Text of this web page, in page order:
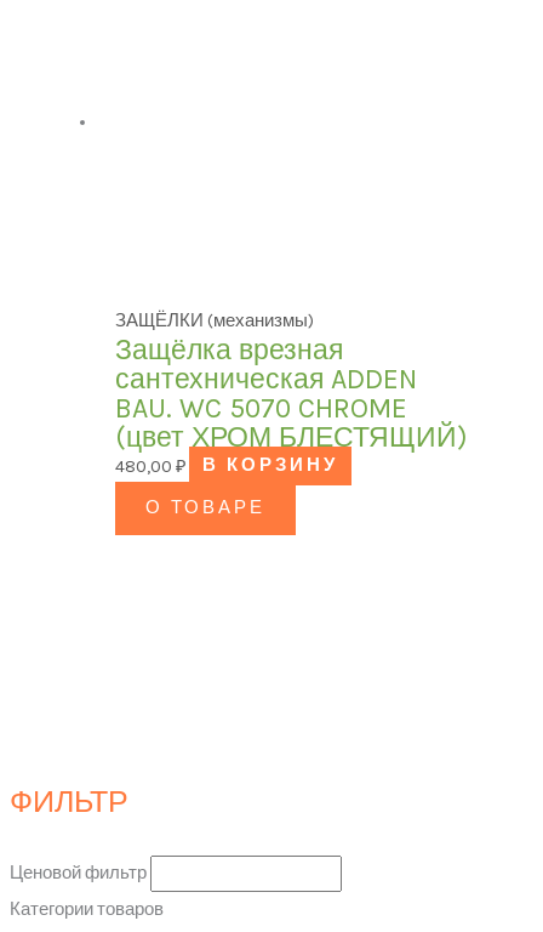
ФИЛЬТР
Ценовой фильтр
Категории товаров
ЗАЩЁЛКИ (механизмы)
Защёлка врезная
сантехническая ADDEN
BAU. WC 5070 CHROME
(цвет ХРОМ БЛЕСТЯЩИЙ)
480,00₽
В КОРЗИНУ
О ТОВАРЕ